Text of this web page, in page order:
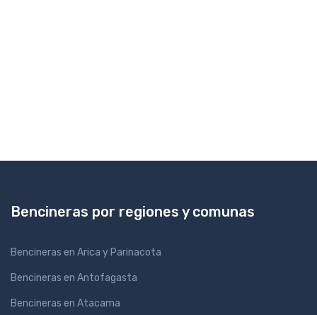
Bencineras por regiones y comunas
Bencineras en Arica y Parinacota
Bencineras en Antofagasta
Bencineras en Atacama